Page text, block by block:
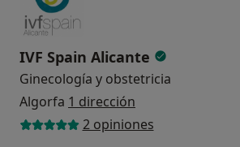
IVF Spain Alicante
Ginecología y obstetricia
Algorfa 1 dirección
2 opiniones